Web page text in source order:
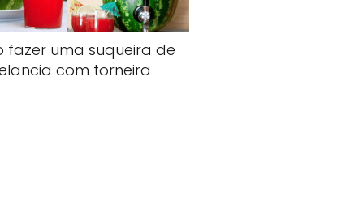
fazer uma suqueira de
com torneira